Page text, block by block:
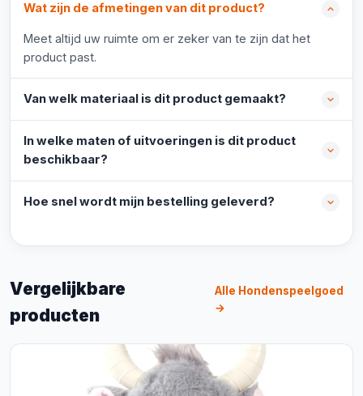
Wat zijn de afmetingen van dit product?
Meet altijd uw ruimte om er zeker van te zijn dat het
product past.
Van welk materiaal is dit product gemaakt?
In welke maten of uitvoeringen is dit product
beschikbaar?
Hoe snel wordt mijn bestelling geleverd?
Vergelijkbare
producten
Alle Hondenspeelgoed
→